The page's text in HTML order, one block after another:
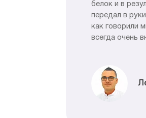
белок и в
передал в
как говорили
всегда очень